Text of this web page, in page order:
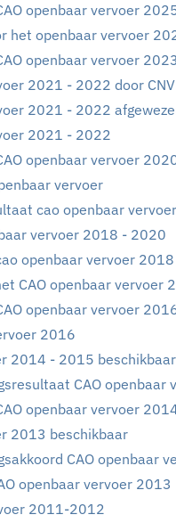
openbaar vervoer
het openbaar vervoer
openbaar vervoer
2021 - 2022 door
2021 - 2022
2021 - 2022
openbaar vervoer
vervoer
cao openbaar
vervoer 2018 - 2020
openbaar vervoer
CAO openbaar vervoer
openbaar vervoer
2016
2014 - 2015 beschikbaar
CAO
openbaar vervoer
2013 beschikbaar
CAO openbaar
openbaar vervoer 2013
2011-2012